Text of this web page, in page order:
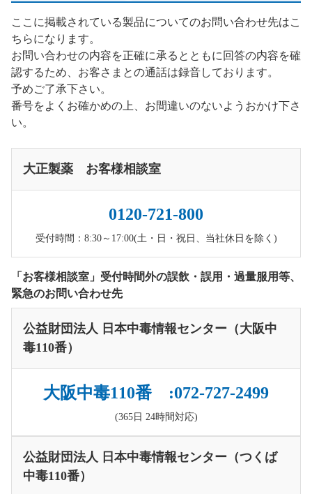
ここに掲載されている製品についてのお問い合わせ先はこ
ちらになります。
お問い合わせの内容を正確に承るとともに回答の内容を確
認するため、お客さまとの通話は録音しております。
予めご了承下さい。
番号をよくお確かめの上、お間違いのないようおかけ下さ
い。
大正製薬 お客様相談室
0120-721-800
受付時間：8:30～17:00(土・日・祝日、当社休日を除く)
「お客様相談室」受付時間外の誤飲・誤用・過量服用等、
緊急のお問い合わせ先
公益財団法人 日本中毒情報センター（大阪中
毒110番）
大阪中毒110番 :072-727-2499
(365日 24時間対応)
公益財団法人 日本中毒情報センター（つくば
中毒110番）